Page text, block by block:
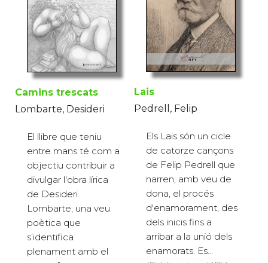
Camins trescats
Lombarte, Desideri
El llibre que teniu
entre mans té com a
objectiu contribuir a
divulgar l'obra lírica
de Desideri
Lombarte, una veu
poètica que
s’identifica
plenament amb el
Lais
Pedrell, Felip
Els Lais són un cicle
de catorze cançons
de Felip Pedrell que
narren, amb veu de
dona, el procés
d'enamorament, des
dels inicis fins a
arribar a la unió dels
enamorats. Es...